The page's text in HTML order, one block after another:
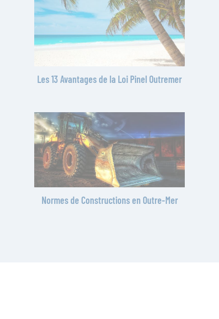
Les 13 Avantages de la Loi Pinel Outremer
Normes de Constructions en Outre-Mer